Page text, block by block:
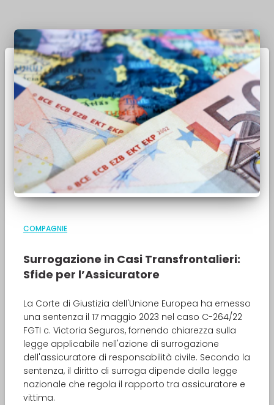
COMPAGNIE
Surrogazione in Casi Transfrontalieri:
Sfide per l’Assicuratore
La Corte di Giustizia dell'Unione Europea ha emesso
una sentenza il 17 maggio 2023 nel caso C-264/22
FGTI c. Victoria Seguros, fornendo chiarezza sulla
legge applicabile nell'azione di surrogazione
dell'assicuratore di responsabilità civile. Secondo la
sentenza, il diritto di surroga dipende dalla legge
nazionale che regola il rapporto tra assicuratore e
vittima.